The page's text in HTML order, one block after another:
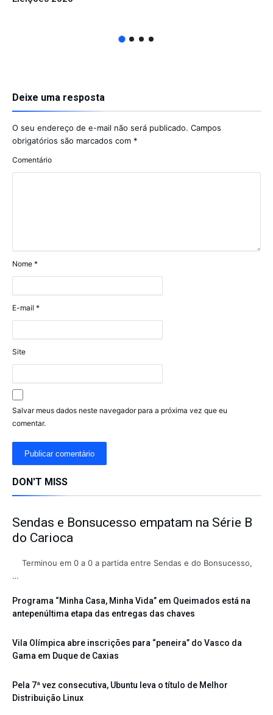
Deixe uma resposta
O seu endereço de e-mail não será publicado. Campos
obrigatórios são marcados com *
Comentário
Nome *
E-mail *
Site
Salvar meus dados neste navegador para a próxima vez que eu
comentar.
DON'T MISS
Sendas e Bonsucesso empatam na Série B
do Carioca
Terminou em 0 a 0 a partida entre Sendas e do Bonsucesso,
…
Programa “Minha Casa, Minha Vida” em Queimados está na
antepenúltima etapa das entregas das chaves
Vila Olímpica abre inscrições para “peneira” do Vasco da
Gama em Duque de Caxias
Pela 7ª vez consecutiva, Ubuntu leva o título de Melhor
Distribuição Linux